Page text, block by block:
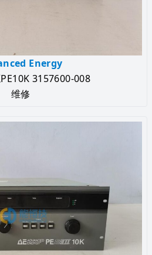
Energy
3157600-008
维修